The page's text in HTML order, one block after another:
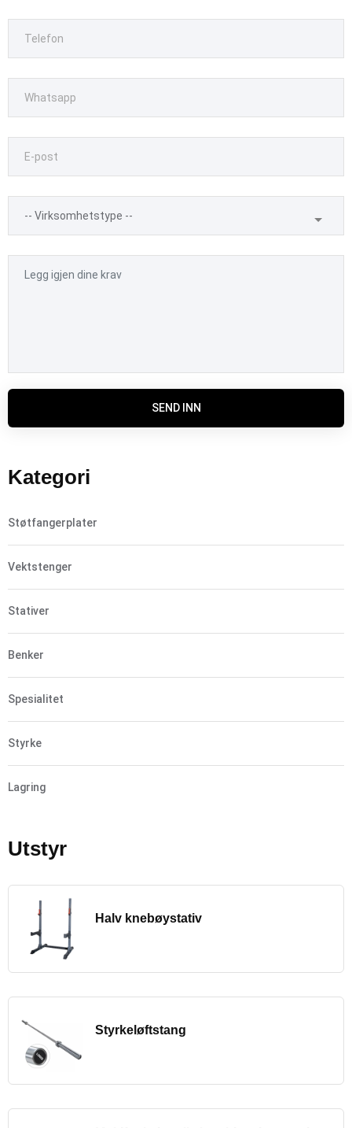
SEND INN
Kategori
Støtfangerplater
Vektstenger
Stativer
Benker
Spesialitet
Styrke
Lagring
Utstyr
Halv knebøystativ
Styrkeløftstang